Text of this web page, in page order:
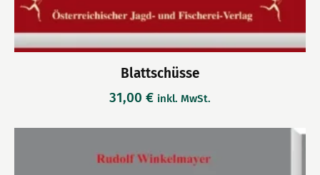
Blattschüsse
31,00 € inkl. MwSt.